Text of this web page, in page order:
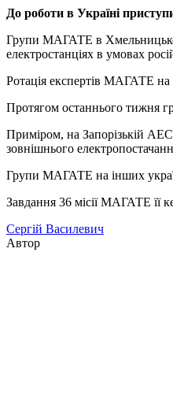
До роботи в Україні
Групи МАГАТЕ в
електростанціях в умовах
Ротація експертів МАГАТЕ на
Протягом останнього тижня
Приміром, на Запорізькій
зовнішнього
Групи МАГАТЕ на інших
Завдання 36 місії МАГАТЕ її
Сергій Василевич
Автор